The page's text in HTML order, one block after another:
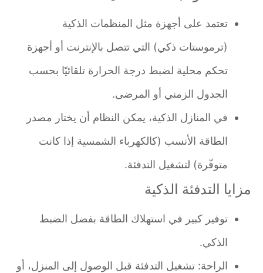
تعتمد على أجهزة مثل المنظمات الذكية
(ترموستات ذكي) التي تتصل بالإنترنت أو أجهزة
تحكم محلية لضبط درجة الحرارة تلقائيًا بحسب
الجدول الزمني أو المرضى.
في المنازل الذكية، يمكن النظام أن يختار مصدر
الطاقة الأنسب (كالكهرباء الشمسية إذا كانت
متوفّرة) لتشغيل التدفئة.
مزايا التدفئة الذكية
توفير كبير في استهلاك الطاقة بفضل الضبط
الذكي.
الراحة: تشغيل التدفئة قبل الوصول إلى المنزل، أو